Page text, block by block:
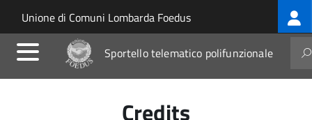
Salta al contenuto principale
Skip to site navigation
Unione di Comuni Lombarda Foedus
Sportello telematico polifunzionale
Credits